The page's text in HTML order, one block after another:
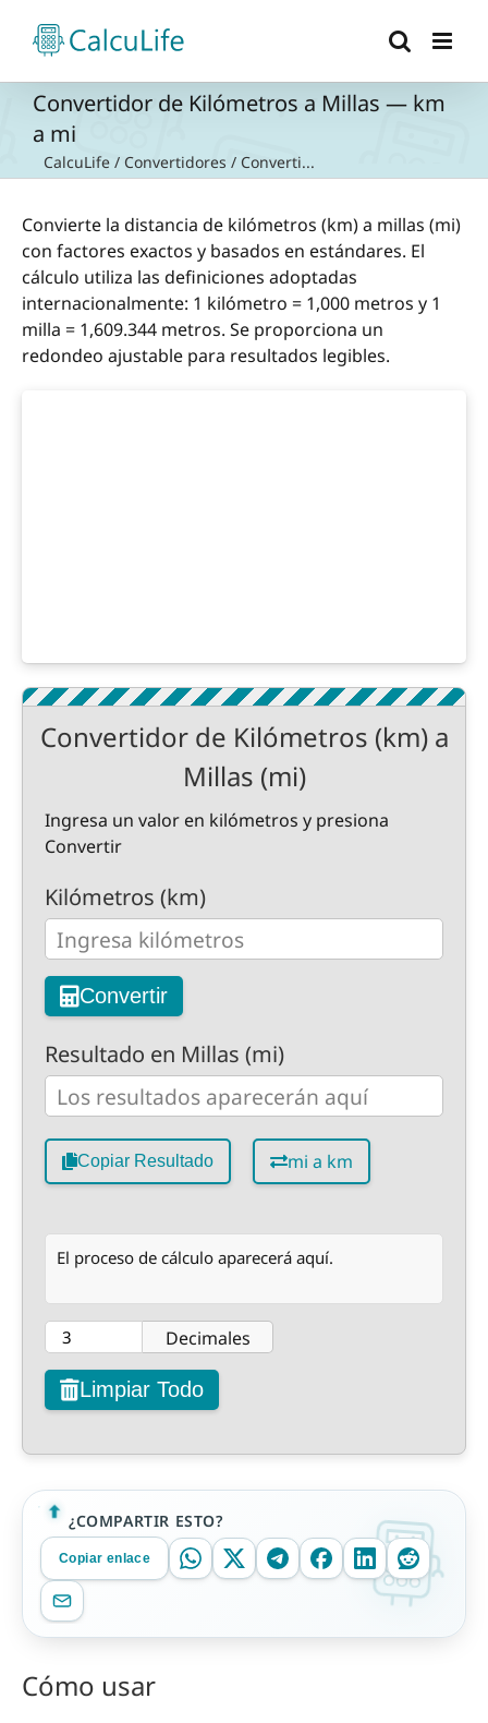
contenido
Convertidor de Kilómetros a Millas — km
a mi
CalcuLife / Convertidores / Converti...
Convierte la distancia de kilómetros (km) a millas (mi)
con factores exactos y basados en estándares. El
cálculo utiliza las definiciones adoptadas
internacionalmente: 1 kilómetro = 1,000 metros y 1
milla = 1,609.344 metros. Se proporciona un
redondeo ajustable para resultados legibles.
Convertidor de Kilómetros (km) a
Millas (mi)
Ingresa un valor en kilómetros y presiona
Convertir
Kilómetros (km)
Convertir
Resultado en Millas (mi)
Copiar Resultado mi a km
El proceso de cálculo aparecerá aquí.
Decimales
Limpiar Todo
¿COMPARTIR ESTO?
Copiar enlace
Cómo usar